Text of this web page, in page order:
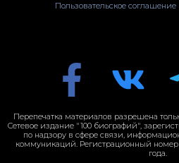
Пользовательское соглашение
Перепечатка материалов разрешена
Сетевое издание "100 биографий",
по надзору в сфере связи,
коммуникаций. Регистрационный номер
года.